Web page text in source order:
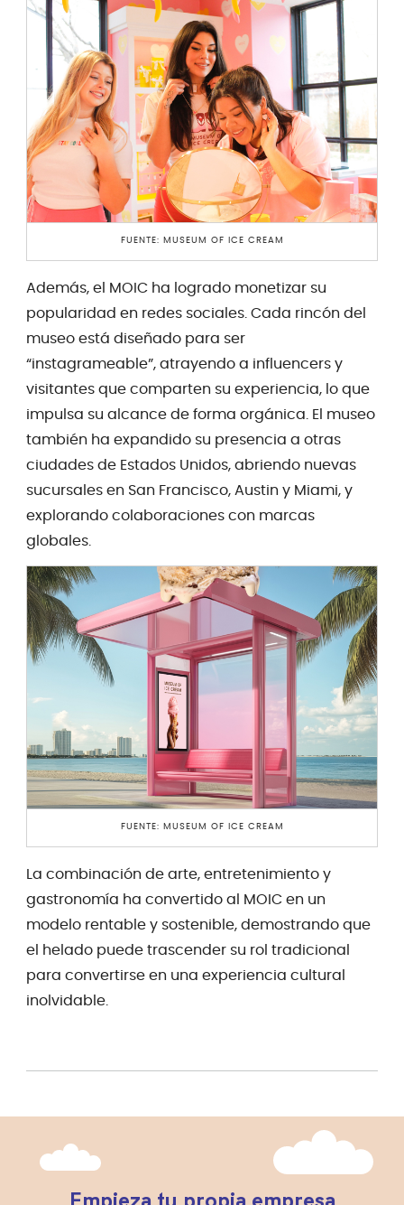
FUENTE: MUSEUM OF ICE CREAM
Además, el MOIC ha logrado monetizar su
popularidad en redes sociales. Cada rincón del
museo está diseñado para ser
“instagrameable”, atrayendo a influencers y
visitantes que comparten su experiencia, lo que
impulsa su alcance de forma orgánica. El museo
también ha expandido su presencia a otras
ciudades de Estados Unidos, abriendo nuevas
sucursales en San Francisco, Austin y Miami, y
explorando colaboraciones con marcas
globales.
FUENTE: MUSEUM OF ICE CREAM
La combinación de arte, entretenimiento y
gastronomía ha convertido al MOIC en un
modelo rentable y sostenible, demostrando que
el helado puede trascender su rol tradicional
para convertirse en una experiencia cultural
inolvidable.